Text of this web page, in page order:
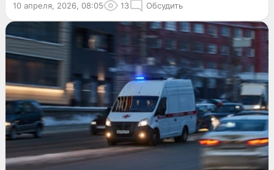
10 апреля, 2026, 08:05 13 Обсудить